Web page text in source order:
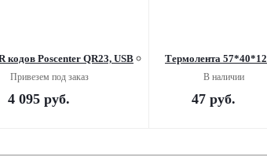
Дисплей QR кодов Poscenter QR23, USB
Привезем под заказ
4 095 руб.
Термолента 57*40*12
В наличии
47руб.